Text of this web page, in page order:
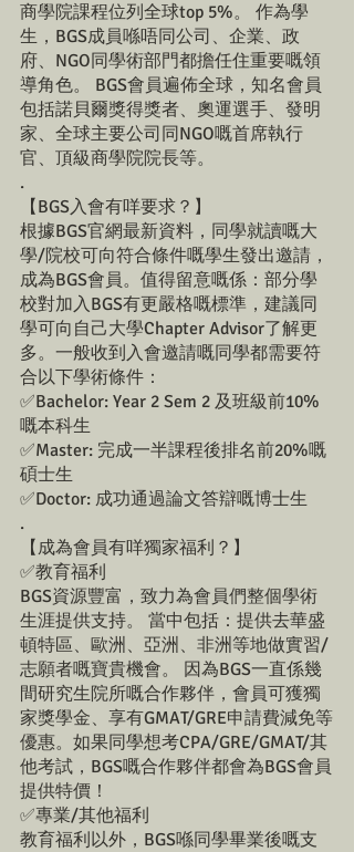
商學院課程位列全球top 5%。 作為學
生，BGS成員喺唔同公司、企業、政
府、NGO同學術部門都擔任住重要嘅領
導角色。 BGS會員遍佈全球，知名會員
包括諾貝爾獎得獎者、奧運選手、發明
家、全球主要公司同NGO嘅首席執行
官、頂級商學院院長等。
.
【BGS入會有咩要求？】
根據BGS官網最新資料，同學就讀嘅大
學/院校可向符合條件嘅學生發出邀請，
成為BGS會員。值得留意嘅係：部分學
校對加入BGS有更嚴格嘅標準，建議同
學可向自己大學Chapter Advisor了解更
多。一般收到入會邀請嘅同學都需要符
合以下學術條件：
✅Bachelor: Year 2 Sem 2 及班級前10%
嘅本科生
✅Master: 完成一半課程後排名前20%嘅
碩士生
✅Doctor: 成功通過論文答辯嘅博士生
.
【成為會員有咩獨家福利？】
✅教育福利
BGS資源豐富，致力為會員們整個學術
生涯提供支持。 當中包括：提供去華盛
頓特區、歐洲、亞洲、非洲等地做實習/
志願者嘅寶貴機會。 因為BGS一直係幾
間研究生院所嘅合作夥伴，會員可獲獨
家獎學金、享有GMAT/GRE申請費減免等
優惠。如果同學想考CPA/GRE/GMAT/其
他考試，BGS嘅合作夥伴都會為BGS會員
提供特價！
✅專業/其他福利
教育福利以外，BGS喺同學畢業後嘅支